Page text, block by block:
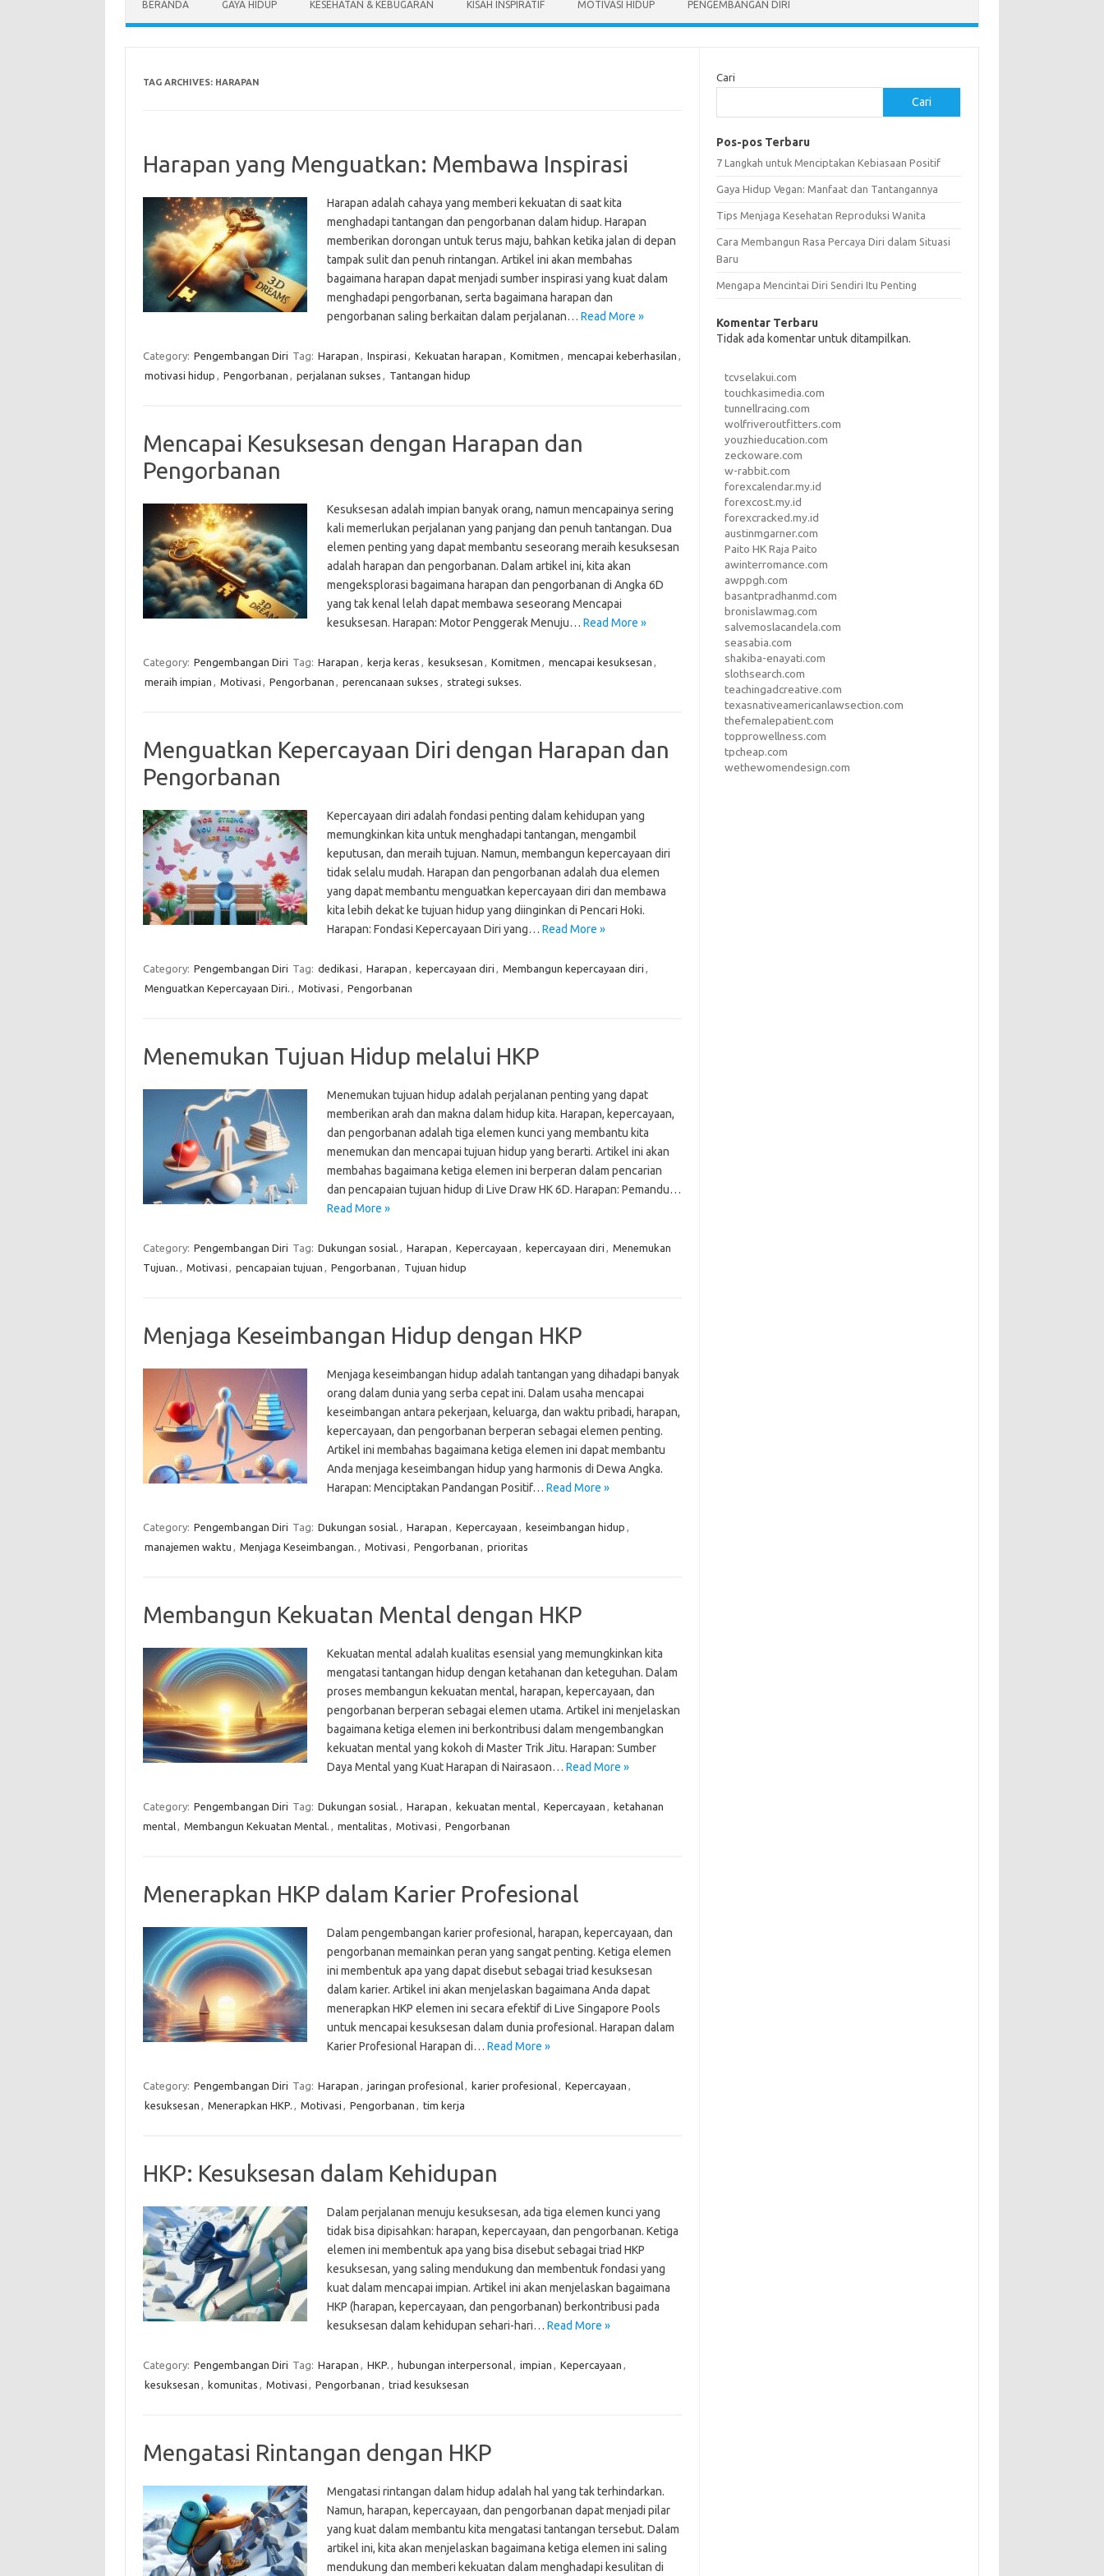
BERANDA GAYA HIDUP KESEHATAN & KEBUGARAN KISAH INSPIRATIF MOTIVASI HIDUP PENGEMBANGAN DIRI
TAG ARCHIVES: HARAPAN
Harapan yang Menguatkan: Membawa Inspirasi
Harapan adalah cahaya yang memberi kekuatan di saat kita
menghadapi tantangan dan pengorbanan dalam hidup. Harapan
memberikan dorongan untuk terus maju, bahkan ketika jalan di depan
tampak sulit dan penuh rintangan. Artikel ini akan membahas
bagaimana harapan dapat menjadi sumber inspirasi yang kuat dalam
menghadapi pengorbanan, serta bagaimana harapan dan
pengorbanan saling berkaitan dalam perjalanan… Read More »
Category: Pengembangan Diri Tag: Harapan , Inspirasi , Kekuatan harapan , Komitmen , mencapai keberhasilan ,
motivasi hidup , Pengorbanan , perjalanan sukses , Tantangan hidup
Mencapai Kesuksesan dengan Harapan dan
Pengorbanan
Kesuksesan adalah impian banyak orang, namun mencapainya sering
kali memerlukan perjalanan yang panjang dan penuh tantangan. Dua
elemen penting yang dapat membantu seseorang meraih kesuksesan
adalah harapan dan pengorbanan. Dalam artikel ini, kita akan
mengeksplorasi bagaimana harapan dan pengorbanan di Angka 6D
yang tak kenal lelah dapat membawa seseorang Mencapai
kesuksesan. Harapan: Motor Penggerak Menuju… Read More »
Category: Pengembangan Diri Tag: Harapan , kerja keras , kesuksesan , Komitmen , mencapai kesuksesan ,
meraih impian , Motivasi , Pengorbanan , perencanaan sukses , strategi sukses.
Menguatkan Kepercayaan Diri dengan Harapan dan
Pengorbanan
Kepercayaan diri adalah fondasi penting dalam kehidupan yang
memungkinkan kita untuk menghadapi tantangan, mengambil
keputusan, dan meraih tujuan. Namun, membangun kepercayaan diri
tidak selalu mudah. Harapan dan pengorbanan adalah dua elemen
yang dapat membantu menguatkan kepercayaan diri dan membawa
kita lebih dekat ke tujuan hidup yang diinginkan di Pencari Hoki.
Harapan: Fondasi Kepercayaan Diri yang… Read More »
Category: Pengembangan Diri Tag: dedikasi , Harapan , kepercayaan diri , Membangun kepercayaan diri ,
Menguatkan Kepercayaan Diri. , Motivasi , Pengorbanan
Menemukan Tujuan Hidup melalui HKP
Menemukan tujuan hidup adalah perjalanan penting yang dapat
memberikan arah dan makna dalam hidup kita. Harapan, kepercayaan,
dan pengorbanan adalah tiga elemen kunci yang membantu kita
menemukan dan mencapai tujuan hidup yang berarti. Artikel ini akan
membahas bagaimana ketiga elemen ini berperan dalam pencarian
dan pencapaian tujuan hidup di Live Draw HK 6D. Harapan: Pemandu…
Read More »
Category: Pengembangan Diri Tag: Dukungan sosial. , Harapan , Kepercayaan , kepercayaan diri , Menemukan
Tujuan. , Motivasi , pencapaian tujuan , Pengorbanan , Tujuan hidup
Menjaga Keseimbangan Hidup dengan HKP
Menjaga keseimbangan hidup adalah tantangan yang dihadapi banyak
orang dalam dunia yang serba cepat ini. Dalam usaha mencapai
keseimbangan antara pekerjaan, keluarga, dan waktu pribadi, harapan,
kepercayaan, dan pengorbanan berperan sebagai elemen penting.
Artikel ini membahas bagaimana ketiga elemen ini dapat membantu
Anda menjaga keseimbangan hidup yang harmonis di Dewa Angka.
Harapan: Menciptakan Pandangan Positif… Read More »
Category: Pengembangan Diri Tag: Dukungan sosial. , Harapan , Kepercayaan , keseimbangan hidup ,
manajemen waktu , Menjaga Keseimbangan. , Motivasi , Pengorbanan , prioritas
Membangun Kekuatan Mental dengan HKP
Kekuatan mental adalah kualitas esensial yang memungkinkan kita
mengatasi tantangan hidup dengan ketahanan dan keteguhan. Dalam
proses membangun kekuatan mental, harapan, kepercayaan, dan
pengorbanan berperan sebagai elemen utama. Artikel ini menjelaskan
bagaimana ketiga elemen ini berkontribusi dalam mengembangkan
kekuatan mental yang kokoh di Master Trik Jitu. Harapan: Sumber
Daya Mental yang Kuat Harapan di Nairasaon… Read More »
Category: Pengembangan Diri Tag: Dukungan sosial. , Harapan , kekuatan mental, Kepercayaan , ketahanan
mental, Membangun Kekuatan Mental. , mentalitas , Motivasi , Pengorbanan
Menerapkan HKP dalam Karier Profesional
Dalam pengembangan karier profesional, harapan, kepercayaan, dan
pengorbanan memainkan peran yang sangat penting. Ketiga elemen
ini membentuk apa yang dapat disebut sebagai triad kesuksesan
dalam karier. Artikel ini akan menjelaskan bagaimana Anda dapat
menerapkan HKP elemen ini secara efektif di Live Singapore Pools
untuk mencapai kesuksesan dalam dunia profesional. Harapan dalam
Karier Profesional Harapan di… Read More »
Category: Pengembangan Diri Tag: Harapan , jaringan profesional, karier profesional, Kepercayaan ,
kesuksesan , Menerapkan HKP. , Motivasi , Pengorbanan , tim kerja
HKP: Kesuksesan dalam Kehidupan
Dalam perjalanan menuju kesuksesan, ada tiga elemen kunci yang
tidak bisa dipisahkan: harapan, kepercayaan, dan pengorbanan. Ketiga
elemen ini membentuk apa yang bisa disebut sebagai triad HKP
kesuksesan, yang saling mendukung dan membentuk fondasi yang
kuat dalam mencapai impian. Artikel ini akan menjelaskan bagaimana
HKP (harapan, kepercayaan, dan pengorbanan) berkontribusi pada
kesuksesan dalam kehidupan sehari-hari… Read More »
Category: Pengembangan Diri Tag: Harapan , HKP. , hubungan interpersonal, impian , Kepercayaan ,
kesuksesan , komunitas , Motivasi , Pengorbanan , triad kesuksesan
Mengatasi Rintangan dengan HKP
Mengatasi rintangan dalam hidup adalah hal yang tak terhindarkan.
Namun, harapan, kepercayaan, dan pengorbanan dapat menjadi pilar
yang kuat dalam membantu kita mengatasi tantangan tersebut. Dalam
artikel ini, kita akan menjelaskan bagaimana ketiga elemen ini saling
mendukung dan memberi kekuatan dalam menghadapi kesulitan di
Cari
Cari
Pos-pos Terbaru
7 Langkah untuk Menciptakan Kebiasaan Positif
Gaya Hidup Vegan: Manfaat dan Tantangannya
Tips Menjaga Kesehatan Reproduksi Wanita
Cara Membangun Rasa Percaya Diri dalam Situasi
Baru
Mengapa Mencintai Diri Sendiri Itu Penting
Komentar Terbaru
Tidak ada komentar untuk ditampilkan.
tcvselakui.com
touchkasimedia.com
tunnellracing.com
wolfriveroutfitters.com
youzhieducation.com
zeckoware.com
w-rabbit.com
forexcalendar.my.id
forexcost.my.id
forexcracked.my.id
austinmgarner.com
Paito HK Raja Paito
awinterromance.com
awppgh.com
basantpradhanmd.com
bronislawmag.com
salvemoslacandela.com
seasabia.com
shakiba-enayati.com
slothsearch.com
teachingadcreative.com
texasnativeamericanlawsection.com
thefemalepatient.com
topprowellness.com
tpcheap.com
wethewomendesign.com